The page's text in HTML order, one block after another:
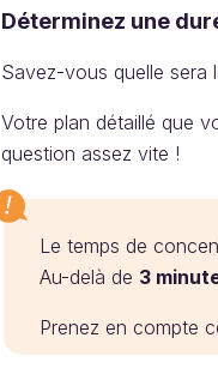
Déterminez une
Savez-vous quelle sera
Votre plan détaillé que
question assez vite !
Le temps de
Au-delà de 3
Prenez en compte